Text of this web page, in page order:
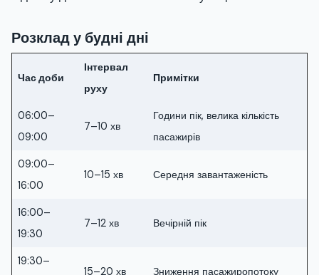
Розклад у будні дні
Час доби
Інтервал
руху
Примітки
06:00–
09:00
7–10 хв
Години пік, велика кількість
пасажирів
09:00–
16:00
10–15 хв Середня завантаженість
16:00–
19:30
7–12 хв Вечірній пік
19:30–
15–20 хв Зниження пасажиропотоку